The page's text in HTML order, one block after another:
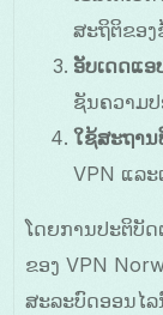
ສະຖິຕິຂອ
ອັບເດດແອ
ຊັນຄວາມ
ໃຊ້ສະຖາ
VPN ແລະ
ໂດຍການປະຕິບັ
ຂອງ VPN
ສະລະບົດອອນໄ